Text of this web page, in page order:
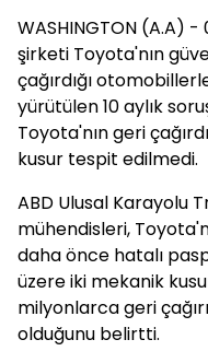
WASHINGTON (A.A)
şirketi Toyota'nın
çağırdığı
yürütülen 10 aylık
Toyota'nın geri
kusur tespit edilmedi.
ABD Ulusal Karayolu
mühendisleri,
daha önce hatalı
üzere iki mekanik
milyonlarca geri
olduğunu belirtti.